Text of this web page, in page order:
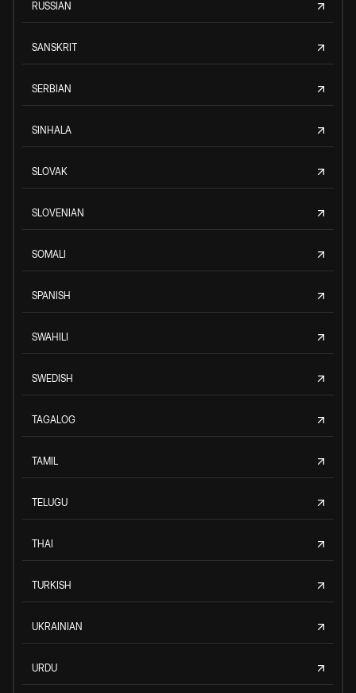
RUSSIAN
SANSKRIT
SERBIAN
SINHALA
SLOVAK
SLOVENIAN
SOMALI
SPANISH
SWAHILI
SWEDISH
TAGALOG
TAMIL
TELUGU
THAI
TURKISH
UKRAINIAN
URDU